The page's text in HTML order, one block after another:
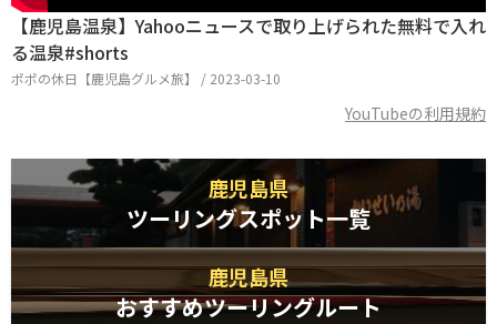
【鹿児島温泉】Yahooニュースで取り上げられた無料で入れ
る温泉#shorts
ポポの休日【鹿児島グルメ旅】 / 2023-03-10
YouTubeの利用規約
鹿児島県
ツーリングスポット一覧
鹿児島県
おすすめツーリングルート